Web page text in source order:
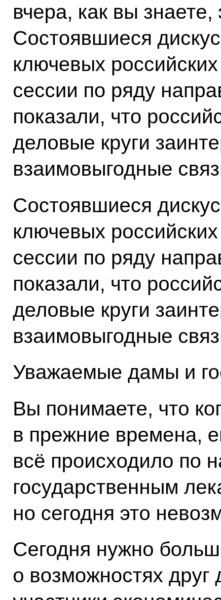
вчера, как вы
Состоявшиеся
ключевых
сессии по ряду
показали, что
деловые круги
взаимовыгодные
Состоявшиеся
ключевых
сессии по ряду
показали, что
деловые круги
взаимовыгодные
Уважаемые дамы и
Вы понимаете, что
в прежние времена,
всё происходило по
государственным
но сегодня это
Сегодня нужно
о возможностях друг